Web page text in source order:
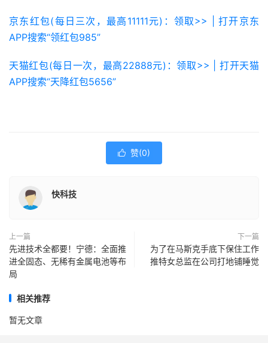
京东红包(每日三次，最高11111元)：领取>> | 打开京东
APP搜索“领红包985”
天猫红包(每日一次，最高22888元)：领取>> | 打开天猫
APP搜索“天降红包5656”
 赞(0)
快科技
上一篇
先进技术全都要！宁德：全面推
进全固态、无稀有金属电池等布
局
下一篇
为了在马斯克手底下保住工作
推特女总监在公司打地铺睡觉
相关推荐
暂无文章